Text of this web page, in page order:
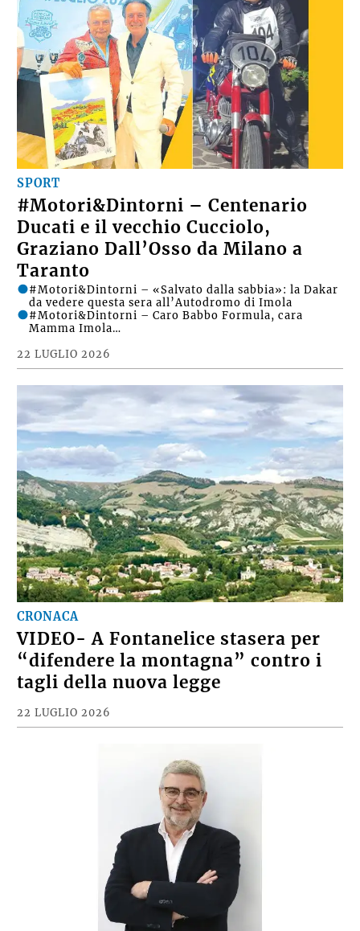
SPORT
#Motori&Dintorni – Centenario
Ducati e il vecchio Cucciolo,
Graziano Dall’Osso da Milano a
Taranto
22 LUGLIO 2026
#Motori&Dintorni – «Salvato dalla sabbia»: la Dakar
da vedere questa sera all’Autodromo di Imola
#Motori&Dintorni – Caro Babbo Formula, cara
Mamma Imola…
CRONACA
VIDEO- A Fontanelice stasera per
“difendere la montagna” contro i
tagli della nuova legge
22 LUGLIO 2026